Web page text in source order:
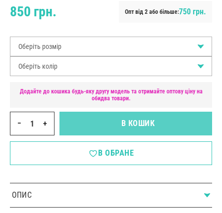
850 грн. Опт від 2 або більше:750 грн.
Оберіть розмір
Оберіть колір
Додайте до кошика будь-яку другу модель та отримайте оптову ціну на
обидва товари.
− + В КОШИК
В ОБРАНЕ
ОПИС